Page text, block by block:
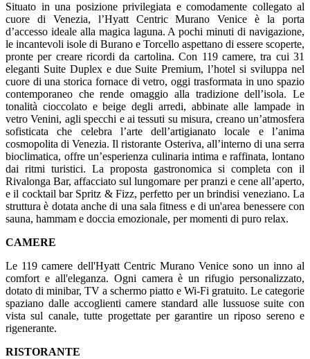
Situato in una posizione privilegiata e comodamente collegato al
cuore di Venezia, l’Hyatt Centric Murano Venice è la porta
d’accesso ideale alla magica laguna. A pochi minuti di navigazione,
le incantevoli isole di Burano e Torcello aspettano di essere scoperte,
pronte per creare ricordi da cartolina. Con 119 camere, tra cui 31
eleganti Suite Duplex e due Suite Premium, l’hotel si sviluppa nel
cuore di una storica fornace di vetro, oggi trasformata in uno spazio
contemporaneo che rende omaggio alla tradizione dell’isola. Le
tonalità cioccolato e beige degli arredi, abbinate alle lampade in
vetro Venini, agli specchi e ai tessuti su misura, creano un’atmosfera
sofisticata che celebra l’arte dell’artigianato locale e l’anima
cosmopolita di Venezia. Il ristorante Osteriva, all’interno di una serra
bioclimatica, offre un’esperienza culinaria intima e raffinata, lontano
dai ritmi turistici. La proposta gastronomica si completa con il
Rivalonga Bar, affacciato sul lungomare per pranzi e cene all’aperto,
e il cocktail bar Spritz & Fizz, perfetto per un brindisi veneziano. La
struttura è dotata anche di una sala fitness e di un'area benessere con
sauna, hammam e doccia emozionale, per momenti di puro relax.
CAMERE
Le 119 camere dell'Hyatt Centric Murano Venice sono un inno al
comfort e all'eleganza. Ogni camera è un rifugio personalizzato,
dotato di minibar, TV a schermo piatto e Wi-Fi gratuito. Le categorie
spaziano dalle accoglienti camere standard alle lussuose suite con
vista sul canale, tutte progettate per garantire un riposo sereno e
rigenerante.
RISTORANTE